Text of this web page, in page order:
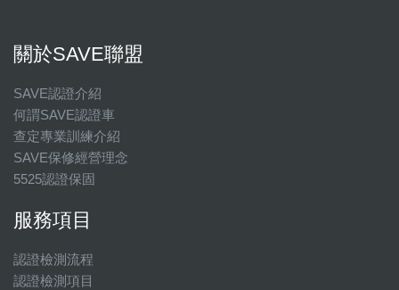
關於SAVE聯盟
SAVE認證介紹
何謂SAVE認證車
查定專業訓練介紹
SAVE保修經營理念
5525認證保固
服務項目
認證檢測流程
認證檢測項目